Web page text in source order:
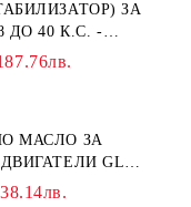
ЗА
ДО 40 К.С. -
SPORT 200
МАСЛО ЗА
GL4
999-102PRO
38.14лв.